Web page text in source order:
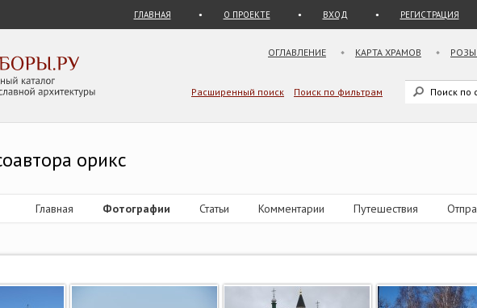
ГЛАВНАЯ О ПРОЕКТЕ ВХОД РЕГИСТРАЦИЯ
ОГЛАВЛЕНИЕ КАРТА ХРАМОВ
Расширенный поиск Поиск по фильтрам
орикс
Главная Фотографии Статьи Комментарии Путешествия